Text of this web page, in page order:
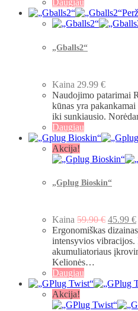
Daugiau
„Gballs2“
Kaina 29.99 €
Naudojimo patarimai
kūnas yra
iki sunkiausio.
Daugiau
Akcija!
„Gplug Bioskin“
Kaina 59.90€ 45.99 €
Ergonomiškas
intensyvios
akumuliatoriaus
Kelionės…
Daugiau
Akcija!